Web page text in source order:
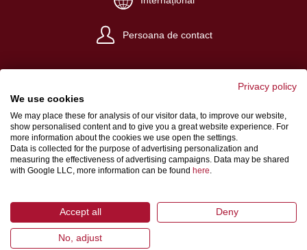
Persoana de contact
Despre noi
Condiţii generale de afaceri
Protecția datelor
Privacy policy
We use cookies
We may place these for analysis of our visitor data, to improve our website,
show personalised content and to give you a great website experience. For
more information about the cookies we use open the settings.
Data is collected for the purpose of advertising personalization and
measuring the effectiveness of advertising campaigns. Data may be shared
with Google LLC, more information can be found here.
Accept all Deny
No, adjust